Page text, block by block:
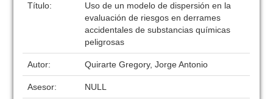
Título:
Uso de un modelo de dispersión en la
evaluación de riesgos en derrames
accidentales de substancias químicas
peligrosas
Autor: Quirarte Gregory, Jorge Antonio
Asesor: NULL